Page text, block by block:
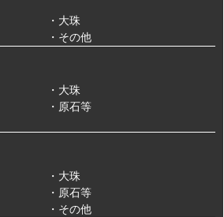
・大珠
・その他
・大珠
・原石等
・大珠
・原石等
・その他